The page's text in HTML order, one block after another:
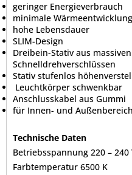
geringer Energieverbrauch
minimale Wärmeentwicklung
hohe Lebensdauer
SLIM-Design
Dreibein-Stativ aus
Schnelldrehverschlüssen
Stativ stufenlos
Leuchtkörper schwenkbar
Anschlusskabel aus Gummi
für Innen- und
Technische Daten
Betriebsspannung 220 – 240
Farbtemperatur 6500 K